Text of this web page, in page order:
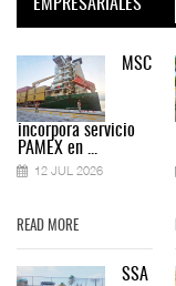
EMPRESARIALES
MSC
incorpora servicio
PAMEX en ...
12 JUL 2026
READ MORE
SSA